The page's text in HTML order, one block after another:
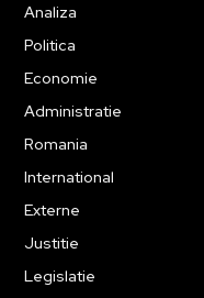
Analiza
Politica
Economie
Administratie
Romania
International
Externe
Justitie
Legislatie